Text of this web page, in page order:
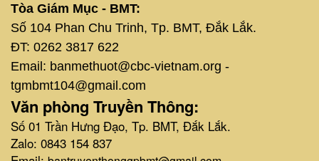
Tòa Giám Mục - BMT:
Số 104 Phan Chu Trinh, Tp. BMT, Đắk Lắk.
ĐT: 0262 3817 622
Email: banmethuot@cbc-vietnam.org -
tgmbmt104@gmail.com
Văn phòng Truyền Thông:
Số 01 Trần Hưng Đạo, Tp. BMT, Đắk Lắk.
Zalo: 0843 154 837